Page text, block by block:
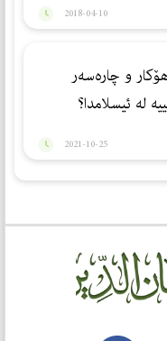
2018-04-10
و چاره‌سه‌ر
له‌ ئیسلامدا؟
2021-10-25